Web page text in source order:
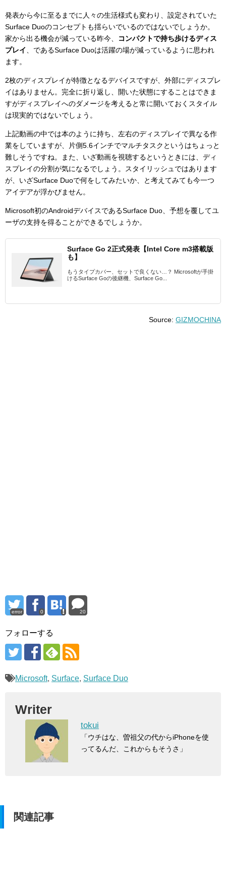
発表から今に至るまでに人々の生活様式も変わり、設定されていた
Surface Duoのコンセプトも揺らいでいるのではないでしょうか。
家から出る機会が減っている昨今、
コンパクトで持ち歩けるディス
プレイ
、であるSurface Duoは活躍の場が減っているように思われ
ます。
2枚のディスプレイが特徴となるデバイスですが、外部にディスプレ
イはありません。完全に折り返し、開いた状態にすることはできま
すがディスプレイへのダメージを考えると常に開いておくスタイル
は現実的ではないでしょう。
上記動画の中では本のように持ち、左右のディスプレイで異なる作
業をしていますが、片側5.6インチでマルチタスクというはちょっと
難しそうですね。また、いざ動画を視聴するというときには、ディ
スプレイの分割が気になるでしょう。スタイリッシュではあります
が、いざSurface Duoで何をしてみたいか、と考えてみても今一つ
アイデアが浮かびません。
Microsoft初のAndroidデバイスであるSurface Duo、予想を覆してユ
ーザの支持を得ることができるでしょうか。
Surface Go 2正式発表【Intel Core m3搭載版
も】
もうタイプカバー、セットで良くない…？ Microsoftが手掛
けるSurface Goの後継機、Surface Go...
Source: GIZMOCHINA
error 0 20
フォローする
Microsoft, Surface, Surface Duo
Writer
tokui
「ウチはな、曽祖父の代からiPhoneを使
ってるんだ、これからもそうさ」
関連記事